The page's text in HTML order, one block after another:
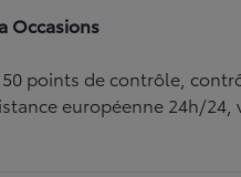
Occasions
points de contrôle,
européenne 24h/